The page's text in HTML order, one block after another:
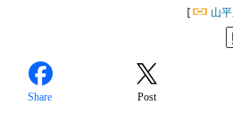
[ 山
Share Post